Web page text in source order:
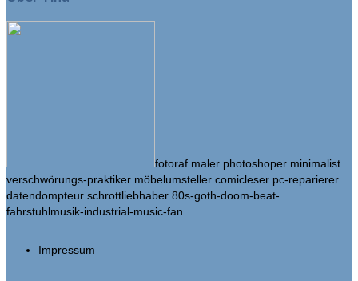
fotoraf maler photoshoper minimalist
verschwörungs-praktiker möbelumsteller comicleser pc-reparierer
datendompteur schrottliebhaber 80s-goth-doom-beat-
fahrstuhlmusik-industrial-music-fan
Impressum